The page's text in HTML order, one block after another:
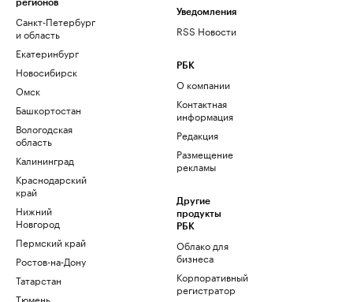
регионов
Санкт-Петербург
и область
Екатеринбург
Новосибирск
Омск
Башкортостан
Вологодская
область
Калининград
Краснодарский
край
Нижний
Новгород
Пермский край
Ростов-на-Дону
Татарстан
Тюмень
Уведомления
RSS Новости
РБК
О компании
Контактная
информация
Редакция
Размещение
рекламы
Другие
продукты
РБК
Облако для
бизнеса
Корпоративный
регистратор